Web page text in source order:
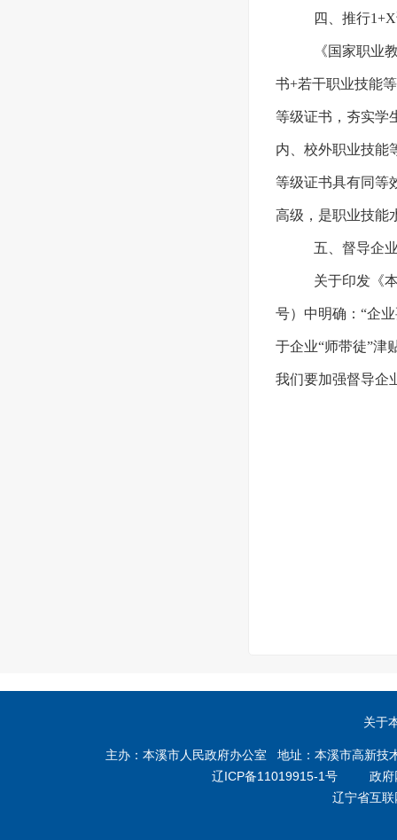
四、推行
《国家职业
书+若干职业技能
等级证书，夯实学
内、校外职业技能
等级证书具有同等
高级，是职业技能
五、督导企
关于印发《
号）中明确：“企
于企业“师带徒”津
我们要加强督导企
关于
主办：本溪市人民政府办公室 地址：本溪市高新
辽ICP备11019915-1号 政府
辽宁省互